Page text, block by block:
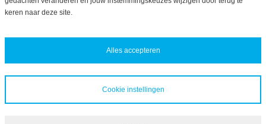
Bekijk alles
keren naar deze site.
Alles accepteren
Cookie instellingen